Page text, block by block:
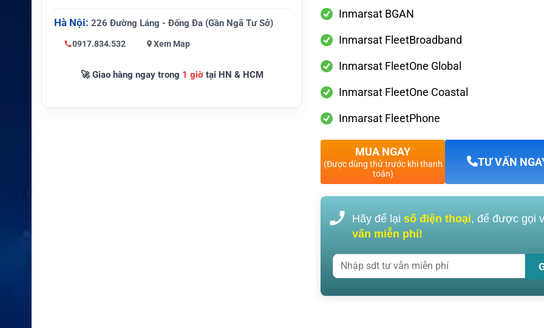
Số lượng đặt
Tối đa 5 SIM theo chính sách nhà bán
n lạc dự phòng
Hà Nội: 226 Đường Láng - Đống Đa (Gần Ngã Tư Sở)
0917.834.532 Xem Map
🚀 Giao hàng ngay trong 1 giờtại HN & HCM
Inmarsat BGAN
Inmarsat FleetBroadband
Inmarsat FleetOne Global
Inmarsat FleetOne Coastal
Inmarsat FleetPhone
MUA NGAY
(Được dùng thử trước khi thanh
toán)
TƯ VẤN
Hãy để lạisố điện thoại, để được gọi
vấn miễn phí!
XEM CHI TIẾT